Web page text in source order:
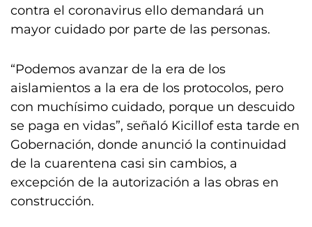
contra el coronavirus ello demandará un
mayor cuidado por parte de las personas.
“Podemos avanzar de la era de los
aislamientos a la era de los protocolos, pero
con muchísimo cuidado, porque un descuido
se paga en vidas”, señaló Kicillof esta tarde en
Gobernación, donde anunció la continuidad
de la cuarentena casi sin cambios, a
excepción de la autorización a las obras en
construcción.